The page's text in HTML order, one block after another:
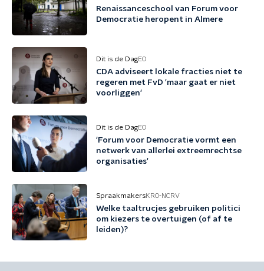
Renaissanceschool van Forum voor
Democratie heropent in Almere
Dit is de DagEO
CDA adviseert lokale fracties niet te
regeren met FvD 'maar gaat er niet
voorliggen'
Dit is de DagEO
'Forum voor Democratie vormt een
netwerk van allerlei extreemrechtse
organisaties'
SpraakmakersKRO-NCRV
Welke taaltrucjes gebruiken politici
om kiezers te overtuigen (of af te
leiden)?